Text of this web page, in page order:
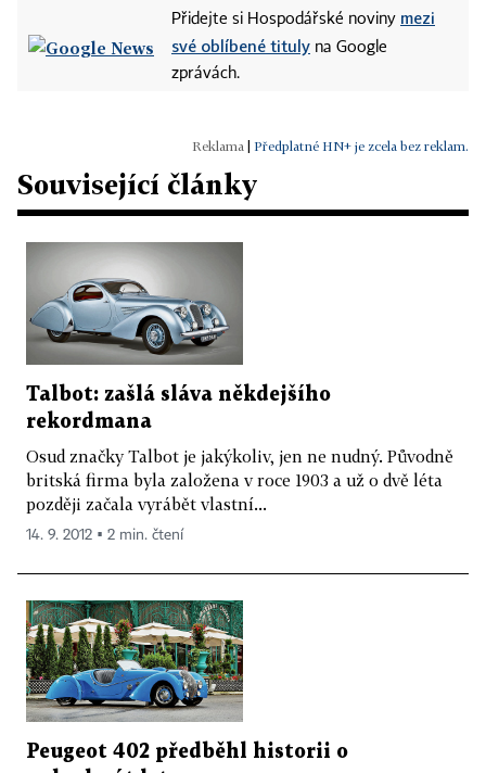
Přidejte si Hospodářské noviny mezi
své oblíbené tituly na Google
zprávách.
Předplatné HN+ je zcela bez reklam.
Související články
Talbot: zašlá sláva někdejšího
rekordmana
Osud značky Talbot je jakýkoliv, jen ne nudný. Původně
britská firma byla založena v roce 1903 a už o dvě léta
později začala vyrábět vlastní...
14. 9. 2012 ▪ 2 min. čtení
Peugeot 402 předběhl historii o